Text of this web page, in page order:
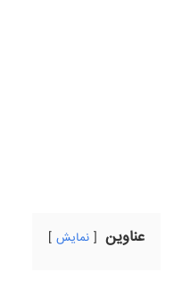
عناوین نمایش